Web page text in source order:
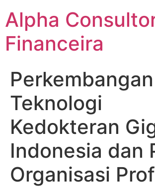
Alpha
Financeira
Perkembangan
Teknologi
Kedokteran
Indonesia dan
Organisasi